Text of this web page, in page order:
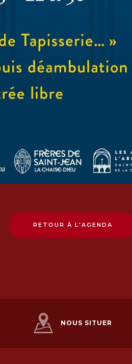
RETOUR À L'AGENDA
NOUS SITUER